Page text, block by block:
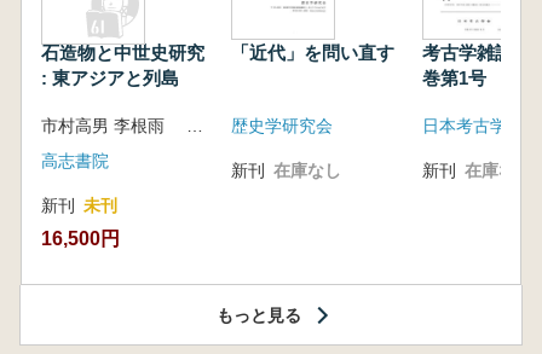
石造物と中世史研究
: 東アジアと列島
高志書院
新刊 未刊
16,500円
「近代」を問い直す
歴史学研究会
新刊 在庫なし
考古学雑誌
巻第1号
日本考古学会
新刊 在庫なし
もっと見る